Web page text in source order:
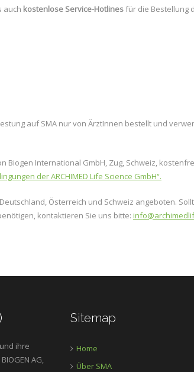
auch kostenlose Service-Hotlinesfür die Bestellung
auf SMA nur von ÄrztInnen bestellt und
Biogen International GmbH, Zug, Schweiz,
der ARCHIMED Life Science GmbH“.
Österreich und Schweiz angeboten.
kontaktieren Sie uns bitte:
ihre
AG,
Sitemap
Home
Über SMA